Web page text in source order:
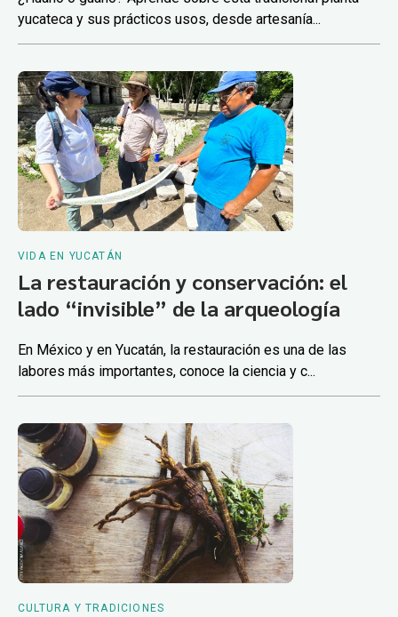
yucateca y sus prácticos usos, desde artesanía...
VIDA EN YUCATÁN
La restauración y conservación: el
lado “invisible” de la arqueología
En México y en Yucatán, la restauración es una de las
labores más importantes, conoce la ciencia y c...
CULTURA Y TRADICIONES